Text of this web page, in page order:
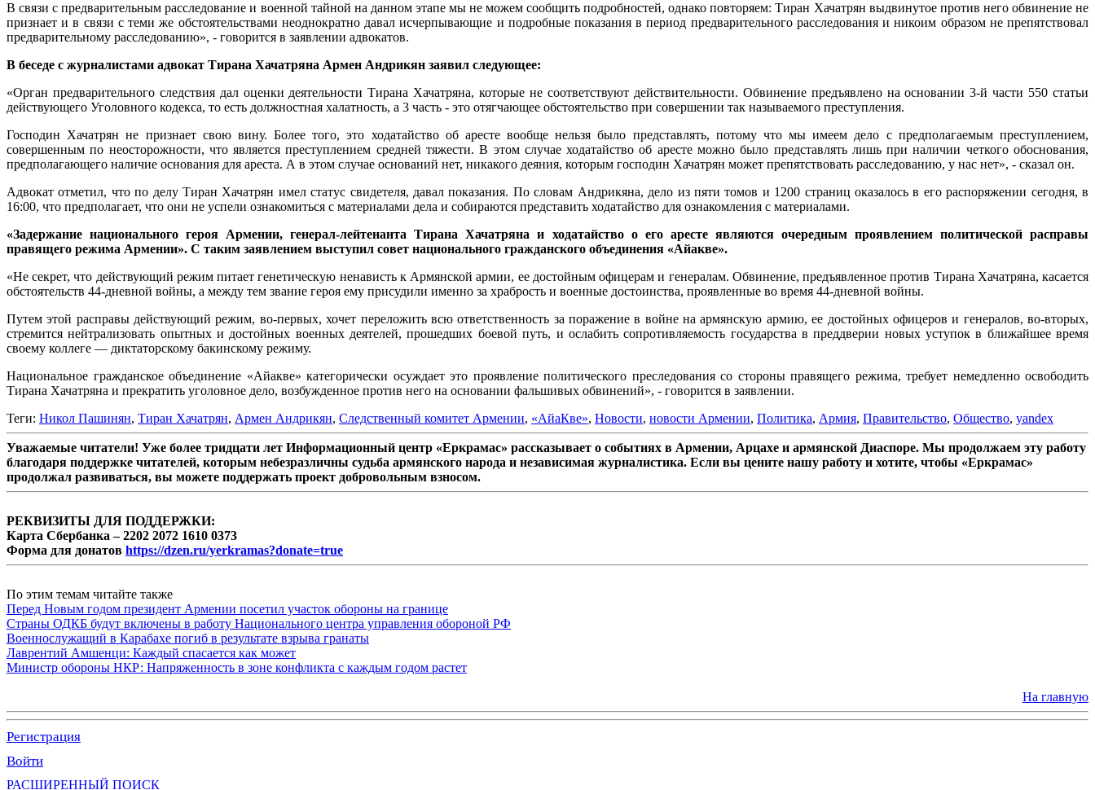
В связи с предварительным расследование и военной тайной на данном этапе мы не можем сообщить подробностей, однако повторяем: Тиран Хачатрян выдвинутое против него обвинение не
признает и в связи с теми же обстоятельствами неоднократно давал исчерпывающие и подробные показания в период предварительного расследования и никоим образом не препятствовал
предварительному расследованию», - говорится в заявлении адвокатов.
В беседе с журналистами адвокат Тирана Хачатряна Армен Андрикян заявил следующее:
«Орган предварительного следствия дал оценки деятельности Тирана Хачатряна, которые не соответствуют действительности. Обвинение предъявлено на основании 3-й части 550 статьи
действующего Уголовного кодекса, то есть должностная халатность, а 3 часть - это отягчающее обстоятельство при совершении так называемого преступления.
Господин Хачатрян не признает свою вину. Более того, это ходатайство об аресте вообще нельзя было представлять, потому что мы имеем дело с предполагаемым преступлением,
совершенным по неосторожности, что является преступлением средней тяжести. В этом случае ходатайство об аресте можно было представлять лишь при наличии четкого обоснования,
предполагающего наличие основания для ареста. А в этом случае оснований нет, никакого деяния, которым господин Хачатрян может препятствовать расследованию, у нас нет», - сказал он.
Адвокат отметил, что по делу Тиран Хачатрян имел статус свидетеля, давал показания. По словам Андрикяна, дело из пяти томов и 1200 страниц оказалось в его распоряжении сегодня, в
16:00, что предполагает, что они не успели ознакомиться с материалами дела и собираются представить ходатайство для ознакомления с материалами.
«Задержание национального героя Армении, генерал-лейтенанта Тирана Хачатряна и ходатайство о его аресте являются очередным проявлением политической расправы
правящего режима Армении». С таким заявлением выступил совет национального гражданского объединения «Айакве».
«Не секрет, что действующий режим питает генетическую ненависть к Армянской армии, ее достойным офицерам и генералам. Обвинение, предъявленное против Тирана Хачатряна, касается
обстоятельств 44-дневной войны, а между тем звание героя ему присудили именно за храбрость и военные достоинства, проявленные во время 44-дневной войны.
Путем этой расправы действующий режим, во-первых, хочет переложить всю ответственность за поражение в войне на армянскую армию, ее достойных офицеров и генералов, во-вторых,
стремится нейтрализовать опытных и достойных военных деятелей, прошедших боевой путь, и ослабить сопротивляемость государства в преддверии новых уступок в ближайшее время
своему коллеге — диктаторскому бакинскому режиму.
Национальное гражданское объединение «Айакве» категорически осуждает это проявление политического преследования со стороны правящего режима, требует немедленно освободить
Тирана Хачатряна и прекратить уголовное дело, возбужденное против него на основании фальшивых обвинений», - говорится в заявлении.
Теги: Никол Пашинян, Тиран Хачатрян, Армен Андрикян, Следственный комитет Армении, «АйаКве», Новости, новости Армении, Политика, Армия, Правительство, Общество, yandex
Уважаемые читатели! Уже более тридцати лет Информационный центр «Еркрамас» рассказывает о событиях в Армении, Арцахе и армянской Диаспоре. Мы продолжаем эту работу
благодаря поддержке читателей, которым небезразличны судьба армянского народа и независимая журналистика. Если вы цените нашу работу и хотите, чтобы «Еркрамас»
продолжал развиваться, вы можете поддержать проект добровольным взносом.
РЕКВИЗИТЫ ДЛЯ ПОДДЕРЖКИ:
Карта Сбербанка – 2202 2072 1610 0373
Форма для донатов https://dzen.ru/yerkramas?donate=true
По этим темам читайте также
Перед Новым годом президент Армении посетил участок обороны на границе
Страны ОДКБ будут включены в работу Национального центра управления обороной РФ
Военнослужащий в Карабахе погиб в результате взрыва гранаты
Лаврентий Амшенци: Каждый спасается как может
Министр обороны НКР: Напряженность в зоне конфликта с каждым годом растет
На главную
Регистрация
Войти
РАСШИРЕННЫЙ ПОИСК